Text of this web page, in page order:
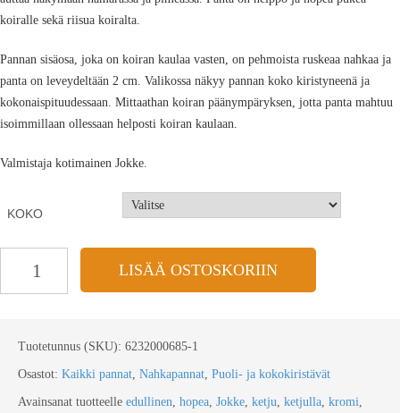
koiralle sekä riisua koiralta.
Pannan sisäosa, joka on koiran kaulaa vasten, on pehmoista ruskeaa nahkaa ja
panta on leveydeltään 2 cm. Valikossa näkyy pannan koko kiristyneenä ja
kokonaispituudessaan. Mittaathan koiran päänympäryksen, jotta panta mahtuu
isoimmillaan ollessaan helposti koiran kaulaan.
Valmistaja kotimainen Jokke.
KOKO
LISÄÄ OSTOSKORIIN
Tuotetunnus (SKU): 6232000685-1
Osastot: Kaikki pannat, Nahkapannat, Puoli- ja kokokiristävät
Avainsanat tuotteelle edullinen, hopea, Jokke, ketju, ketjulla, kromi,